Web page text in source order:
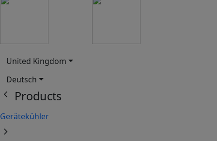
United Kingdom
Deutsch
chevron_left Products
Gerätekühler
chevron_right